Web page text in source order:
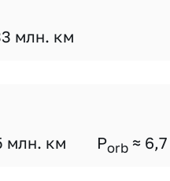
млн. км
млн. км Porb ≈ 6,7